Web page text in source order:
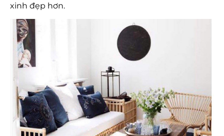
xinh đẹp hơn.